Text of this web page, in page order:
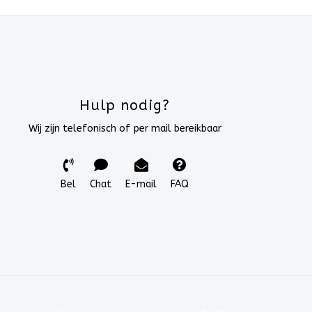
Hulp nodig?
Wij zijn telefonisch of per mail bereikbaar
Bel Chat E-mail FAQ